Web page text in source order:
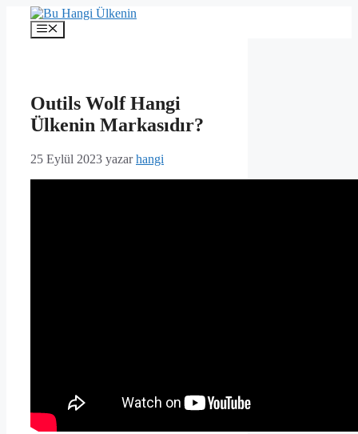
İçeriğe
Menü
Outils Wolf Hangi
Ülkenin Markasıdır?
25 Eylül 2023 yazarhangi